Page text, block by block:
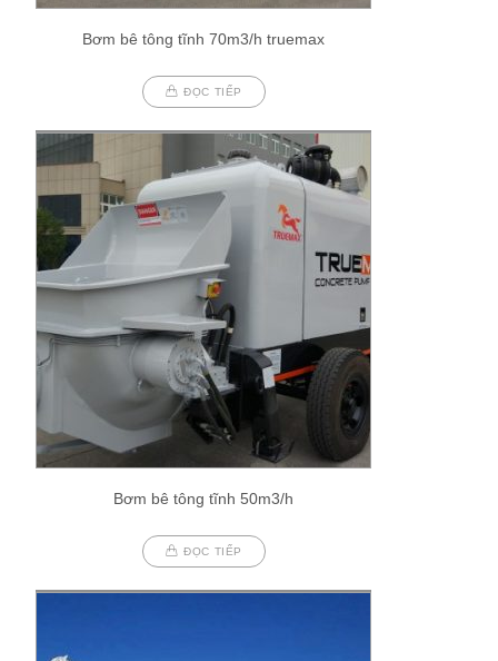
Bơm bê tông tĩnh 70m3/h truemax
ĐỌC TIẾP
Bơm bê tông tĩnh 50m3/h
ĐỌC TIẾP